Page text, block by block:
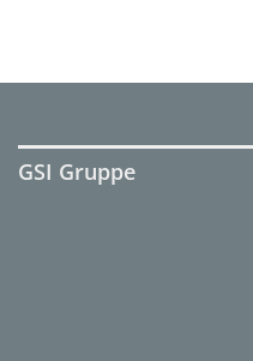
GSI Gruppe